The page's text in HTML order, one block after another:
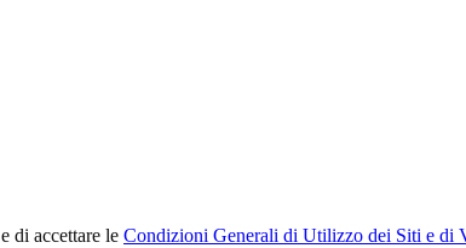
e di accettare le Condizioni Generali di Utilizzo dei Siti e di